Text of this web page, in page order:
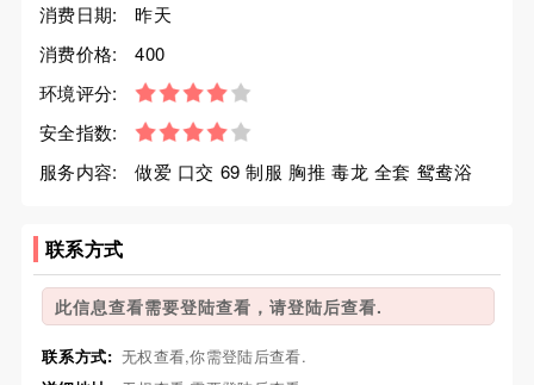
消费日期:
昨天
消费价格:
400
环境评分:
安全指数:
服务内容:
做爱 口交 69 制服 胸推 毒龙 全套 鸳鸯浴
联系方式
此信息查看需要登陆查看，请登陆后查看.
联系方式: 无权查看,你需登陆后查看.